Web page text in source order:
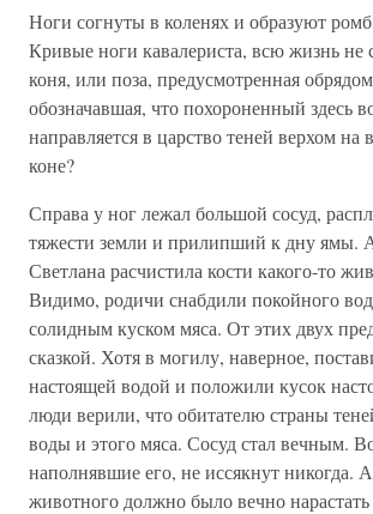
Ноги согнуты в коленях и образуют
Кривые ноги кавалериста, всю жизнь не
коня, или поза, предусмотренная
обозначавшая, что похороненный здесь
направляется в царство теней верхом на
коне?
Справа у ног лежал большой сосуд,
тяжести земли и прилипший к дну ямы.
Светлана расчистила кости какого-то
Видимо, родичи снабдили покойного
солидным куском мяса. От этих двух
сказкой. Хотя в могилу, наверное,
настоящей водой и положили кусок
люди верили, что обитателю страны
воды и этого мяса. Сосуд стал вечным.
наполнявшие его, не иссякнут никогда.
животного должно было вечно